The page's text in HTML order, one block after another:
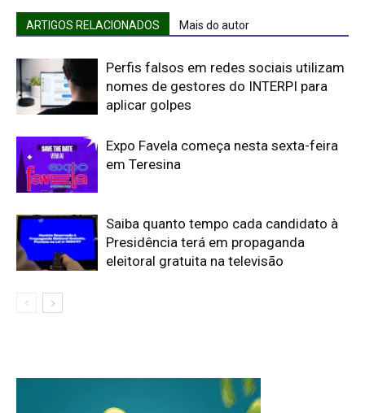
ARTIGOS RELACIONADOS Mais do autor
Perfis falsos em redes sociais utilizam
nomes de gestores do INTERPI para
aplicar golpes
Expo Favela começa nesta sexta-feira
em Teresina
Saiba quanto tempo cada candidato à
Presidência terá em propaganda
eleitoral gratuita na televisão